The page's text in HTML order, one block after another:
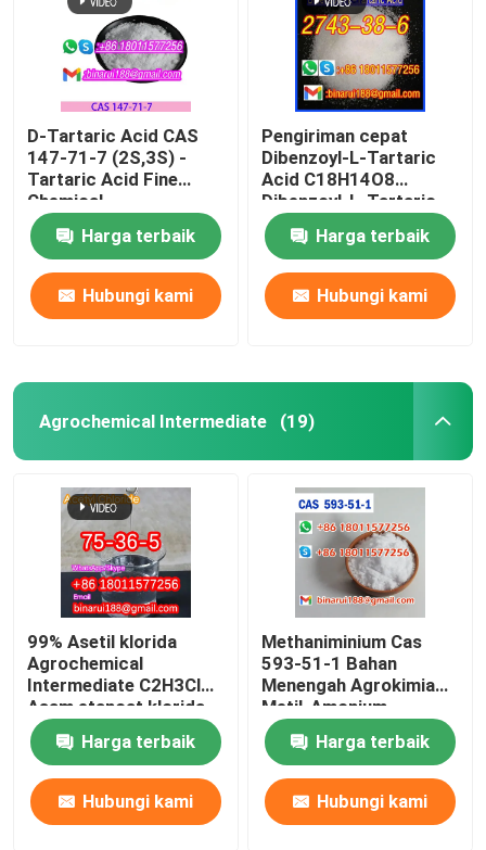
D-Tartaric Acid CAS
147-71-7 (2S,3S) -
Tartaric Acid Fine
Chemical
Intermediates Food
Grade Harga terbaik
Hubungi kami
Pengiriman cepat
Dibenzoyl-L-Tartaric
Acid C18H14O8
Dibenzoyl-L-Tartaric
CAS 2743-38-6
Harga terbaik
Hubungi kami
Agrochemical Intermediate (19)
99% Asetil klorida
Agrochemical
Intermediate C2H3ClO
Asam etanoat klorida
Harga terbaik
Hubungi kami
Methaniminium Cas
593-51-1 Bahan
Menengah Agrokimia
Metil-Amonium
Harga terbaik
Hubungi kami